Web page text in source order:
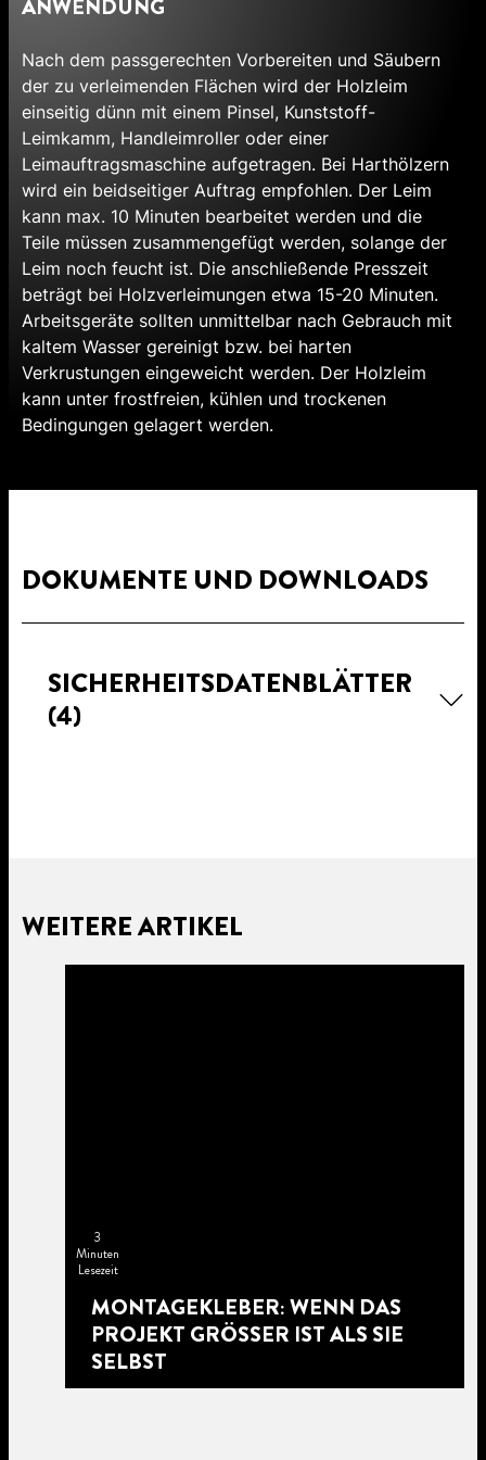
ANWENDUNG
Nach dem passgerechten Vorbereiten und Säubern
der zu verleimenden Flächen wird der Holzleim
einseitig dünn mit einem Pinsel, Kunststoff-
Leimkamm, Handleimroller oder einer
Leimauftragsmaschine aufgetragen. Bei Harthölzern
wird ein beidseitiger Auftrag empfohlen. Der Leim
kann max. 10 Minuten bearbeitet werden und die
Teile müssen zusammengefügt werden, solange der
Leim noch feucht ist. Die anschließende Presszeit
beträgt bei Holzverleimungen etwa 15-20 Minuten.
Arbeitsgeräte sollten unmittelbar nach Gebrauch mit
kaltem Wasser gereinigt bzw. bei harten
Verkrustungen eingeweicht werden. Der Holzleim
kann unter frostfreien, kühlen und trockenen
Bedingungen gelagert werden.
DOKUMENTE UND DOWNLOADS
SICHERHEITSDATENBLÄTTER
(4)
WEITERE ARTIKEL
3
Minuten
Lesezeit
MONTAGEKLEBER: WENN DAS
PROJEKT GRÖSSER IST ALS SIE S
ELBST